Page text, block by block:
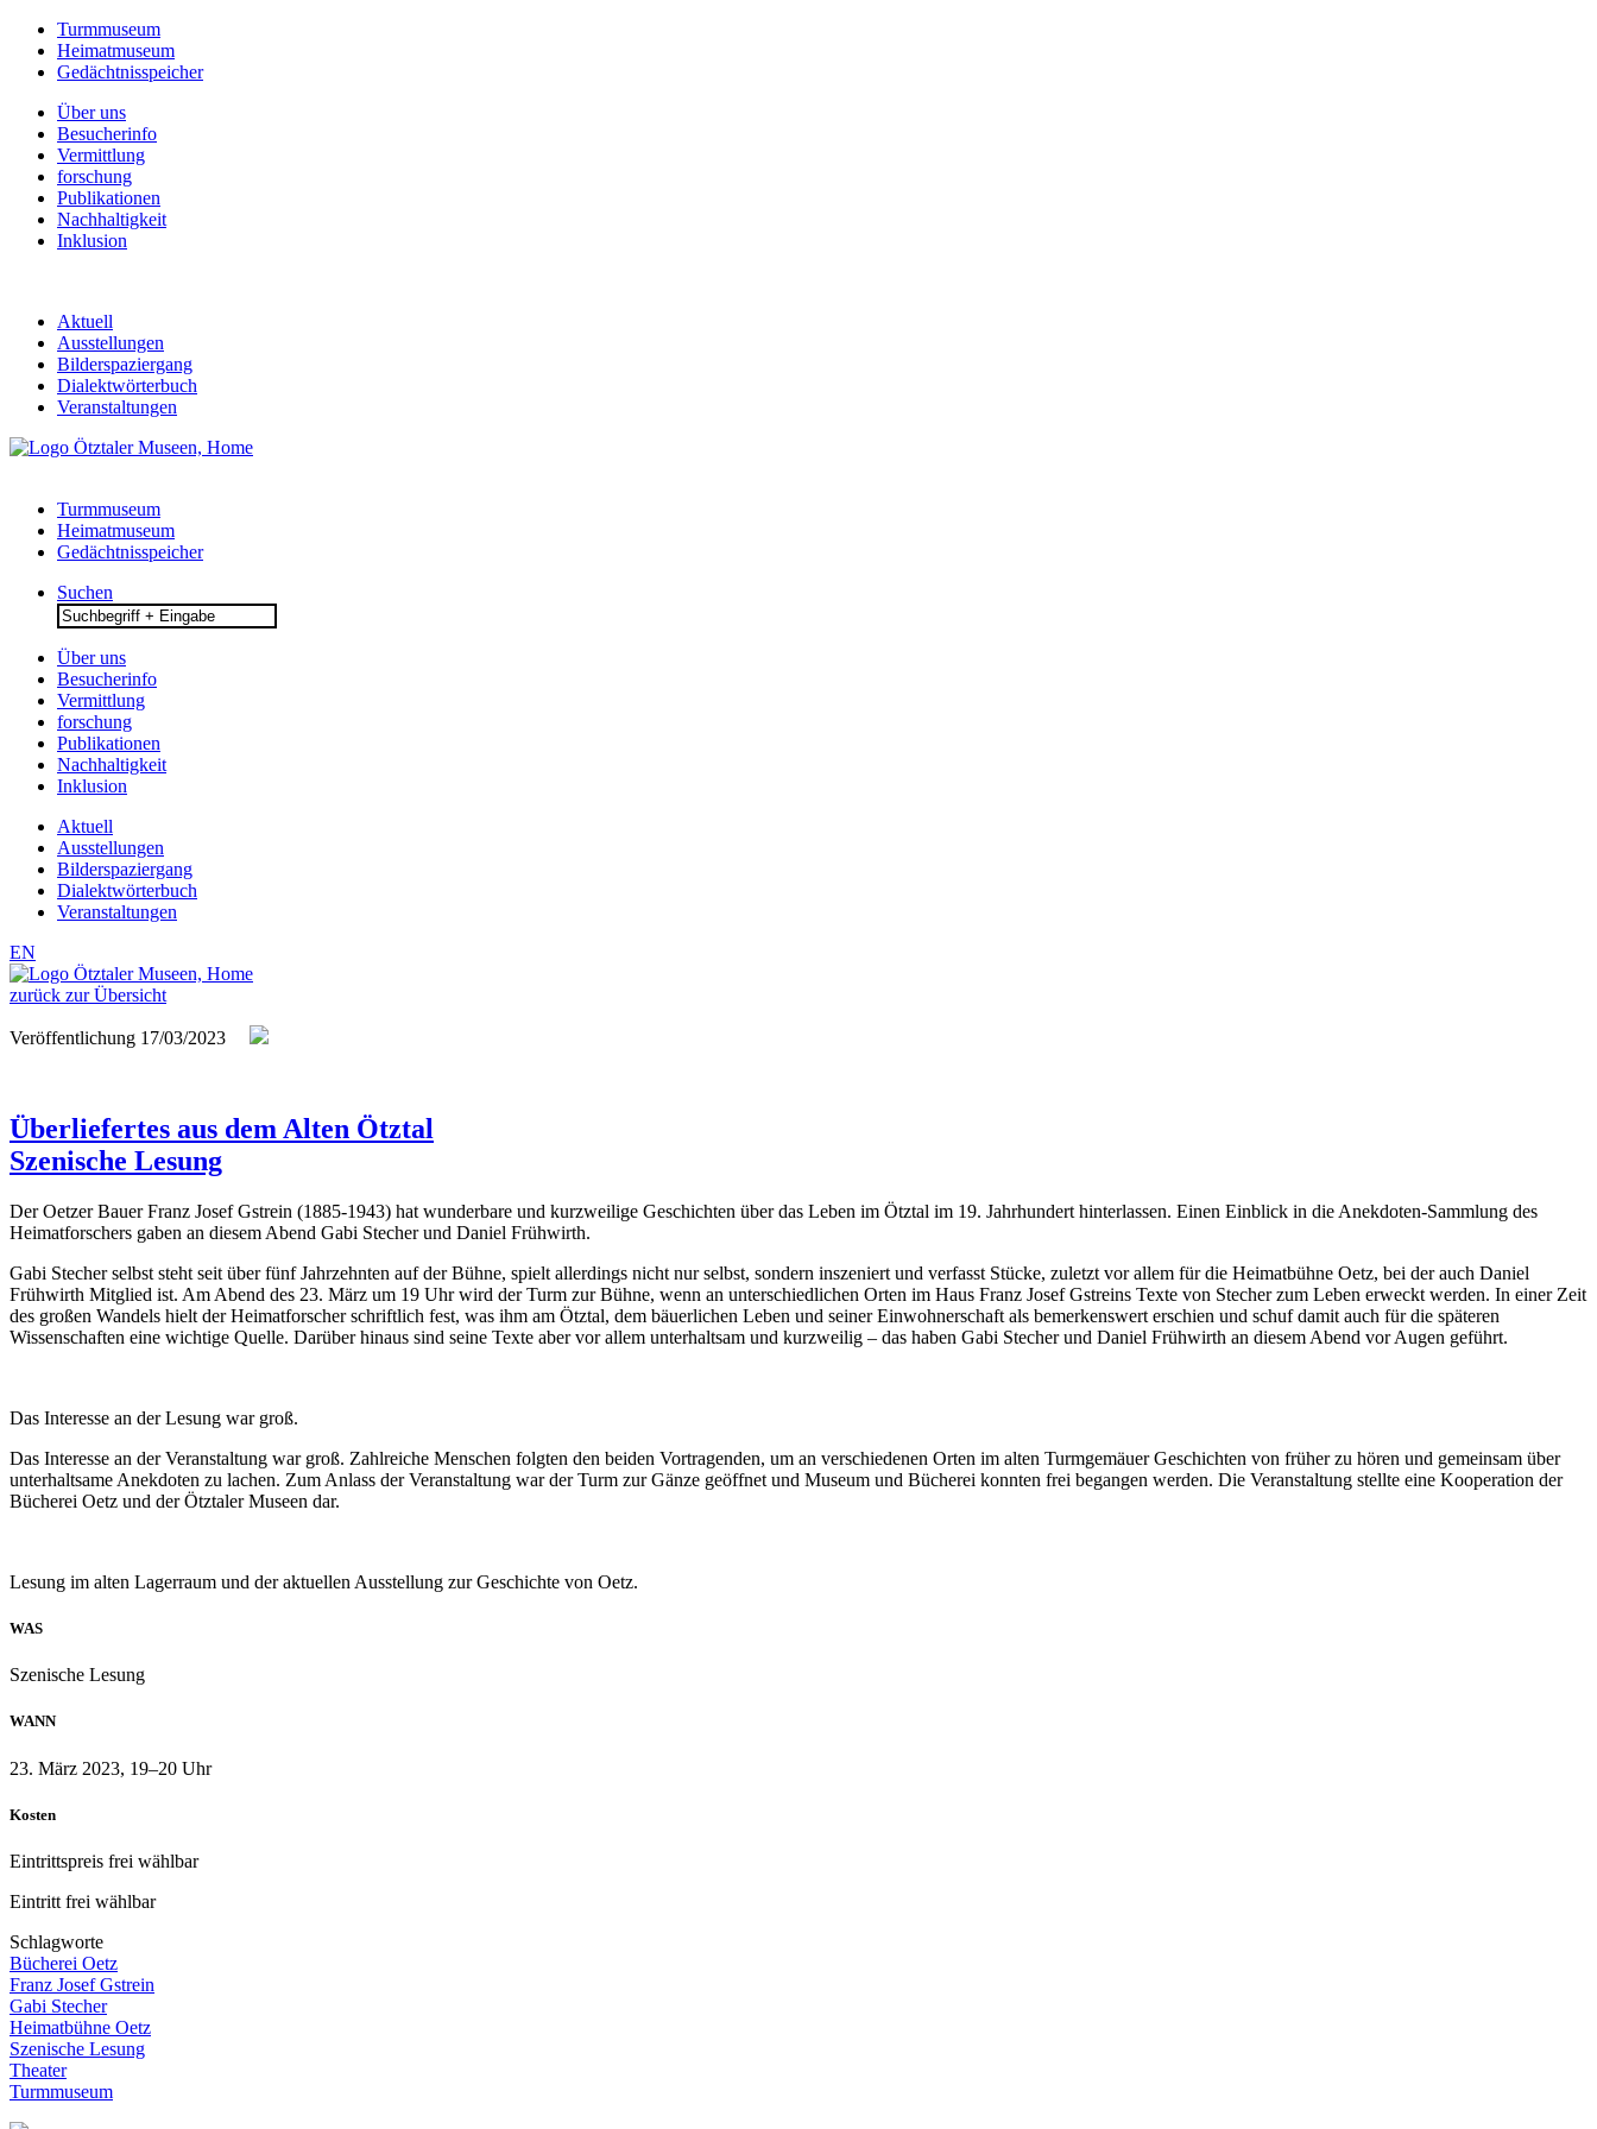
Turmmuseum
Heimatmuseum
Gedächtnisspeicher
Über uns
Besucherinfo
Vermittlung
forschung
Publikationen
Nachhaltigkeit
Inklusion
Aktuell
Ausstellungen
Bilderspaziergang
Dialektwörterbuch
Veranstaltungen
Turmmuseum
Heimatmuseum
Gedächtnisspeicher
Suchen
Search
for:
Über uns
Besucherinfo
Vermittlung
forschung
Publikationen
Nachhaltigkeit
Inklusion
Aktuell
Ausstellungen
Bilderspaziergang
Dialektwörterbuch
Veranstaltungen
EN
zurück zur Übersicht
Veröffentlichung 17/03/2023
Überliefertes aus dem Alten Ötztal
Szenische Lesung
Der Oetzer Bauer Franz Josef Gstrein (1885-1943) hat wunderbare und kurzweilige Geschichten über das Leben im Ötztal im 19. Jahrhundert hinterlassen. Einen Einblick in die Anekdoten-Sammlung des
Heimatforschers gaben an diesem Abend Gabi Stecher und Daniel Frühwirth.
Gabi Stecher selbst steht seit über fünf Jahrzehnten auf der Bühne, spielt allerdings nicht nur selbst, sondern inszeniert und verfasst Stücke, zuletzt vor allem für die Heimatbühne Oetz, bei der auch Daniel
Frühwirth Mitglied ist. Am Abend des 23. März um 19 Uhr wird der Turm zur Bühne, wenn an unterschiedlichen Orten im Haus Franz Josef Gstreins Texte von Stecher zum Leben erweckt werden. In einer Zeit
des großen Wandels hielt der Heimatforscher schriftlich fest, was ihm am Ötztal, dem bäuerlichen Leben und seiner Einwohnerschaft als bemerkenswert erschien und schuf damit auch für die späteren
Wissenschaften eine wichtige Quelle. Darüber hinaus sind seine Texte aber vor allem unterhaltsam und kurzweilig – das haben Gabi Stecher und Daniel Frühwirth an diesem Abend vor Augen geführt.
Das Interesse an der Lesung war groß.
Das Interesse an der Veranstaltung war groß. Zahlreiche Menschen folgten den beiden Vortragenden, um an verschiedenen Orten im alten Turmgemäuer Geschichten von früher zu hören und gemeinsam über
unterhaltsame Anekdoten zu lachen. Zum Anlass der Veranstaltung war der Turm zur Gänze geöffnet und Museum und Bücherei konnten frei begangen werden. Die Veranstaltung stellte eine Kooperation der
Bücherei Oetz und der Ötztaler Museen dar.
Lesung im alten Lagerraum und der aktuellen Ausstellung zur Geschichte von Oetz.
WAS
Szenische Lesung
WANN
23. März 2023, 19–20 Uhr
Kosten
Eintrittspreis frei wählbar
Eintritt frei wählbar
Schlagworte
Bücherei Oetz
Franz Josef Gstrein
Gabi Stecher
Heimatbühne Oetz
Szenische Lesung
Theater
Turmmuseum